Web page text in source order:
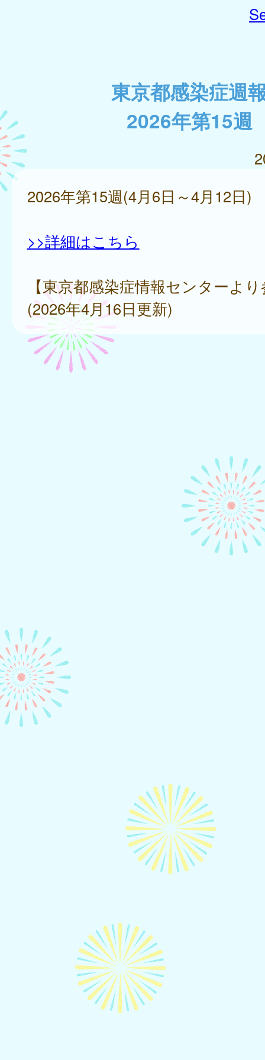
東京都感染症週
2026年第15週
2026年第15週(4月6日～4月12日)
>>詳細はこちら
【東京都感染症情報センターよ
(2026年4月16日更新)